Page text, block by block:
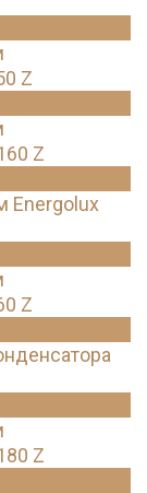
Z
Z
Energolux
Z
Z